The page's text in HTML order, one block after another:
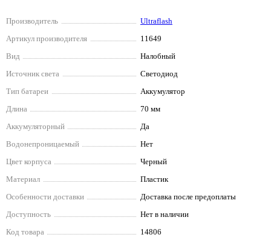
Производитель
Ultraflash
Артикул производителя
11649
Вид
Налобный
Источник света
Светодиод
Тип батареи
Аккумулятор
Длина
70 мм
Аккумуляторный
Да
Водонепроницаемый
Нет
Цвет корпуса
Черный
Материал
Пластик
Особенности доставки
Доставка после предоплаты
Доступность
Нет в наличии
Код товара
14806